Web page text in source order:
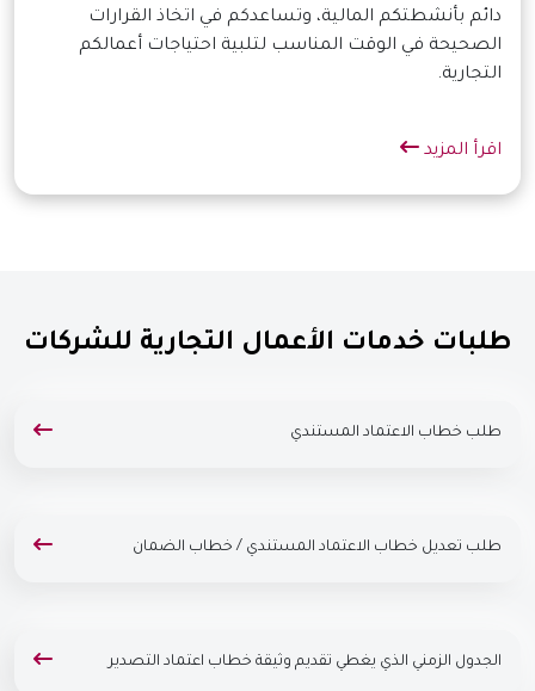
دائم بأنشطتكم المالية، وتساعدكم في اتخاذ القرارات
الصحيحة في الوقت المناسب لتلبية احتياجات أعمالكم
التجارية.
اقرأ المزيد
طلبات خدمات الأعمال التجارية للشركات
طلب خطاب الاعتماد المستندي
طلب تعديل خطاب الاعتماد المستندي / خطاب الضمان
الجدول الزمني الذي يغطي تقديم وثيقة خطاب اعتماد التصدير